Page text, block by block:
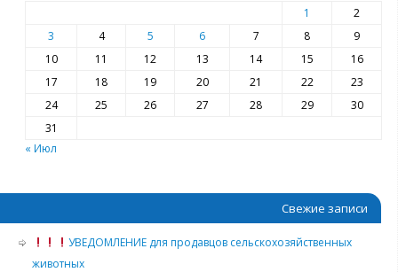
1
2
3
4 5 6 7 8
9
10
11 12 13 14 15
16
17
18 19 20 21 22
23
24
25 26 27 28 29
30
31
« Июл
Свежие записи
УВЕДОМЛЕНИЕ для продавцов сельскохозяйственных
животных